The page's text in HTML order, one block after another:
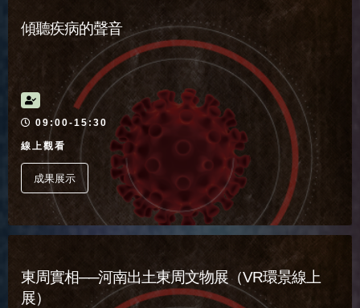
傾聽疾病的聲音
活動時間
09:00-15:30
線上觀看
成果展示
東周實相──河南出土東周文物展（VR環景線上
展）